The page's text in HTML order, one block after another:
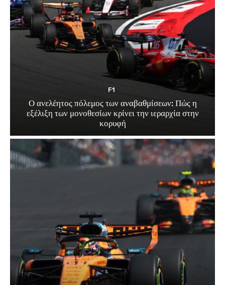
F1
Ο ανελέητος πόλεμος των αναβαθμίσεων: Πώς η
εξέλιξη των μονοθεσίων κρίνει την ιεραρχία στην
κορυφή